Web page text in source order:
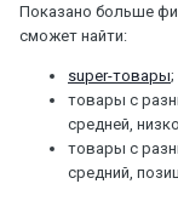
Показано больше
сможет найти:
super-товары;
товары с
средней,
товары с
средний,